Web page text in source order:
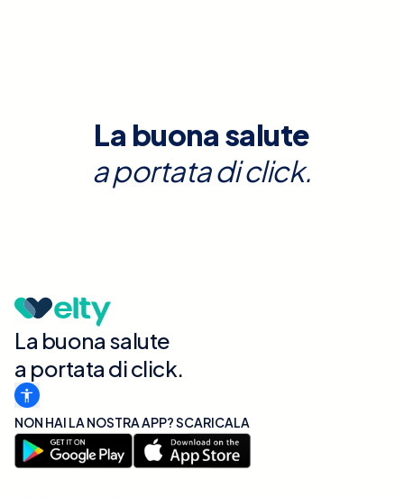
La buona salute
a portata di click.
La buona salute
a portata di click.
NON HAI LA NOSTRA APP? SCARICALA